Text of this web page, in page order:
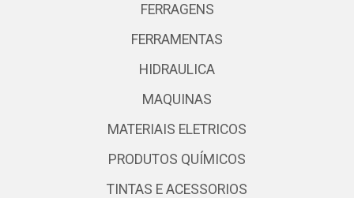
FERRAGENS
FERRAMENTAS
HIDRAULICA
MAQUINAS
MATERIAIS ELETRICOS
PRODUTOS QUÍMICOS
TINTAS E ACESSORIOS